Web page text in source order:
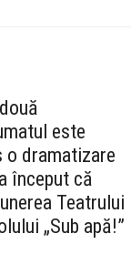
este
o dramatizare
început că
Teatrului
„Sub apă!”